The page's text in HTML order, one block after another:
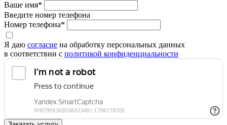
Ваше имя*
Введите номер телефона
Номер телефона*
Я даю согласие на обработку персональных данных
в соответствии с политикой конфиденциальности